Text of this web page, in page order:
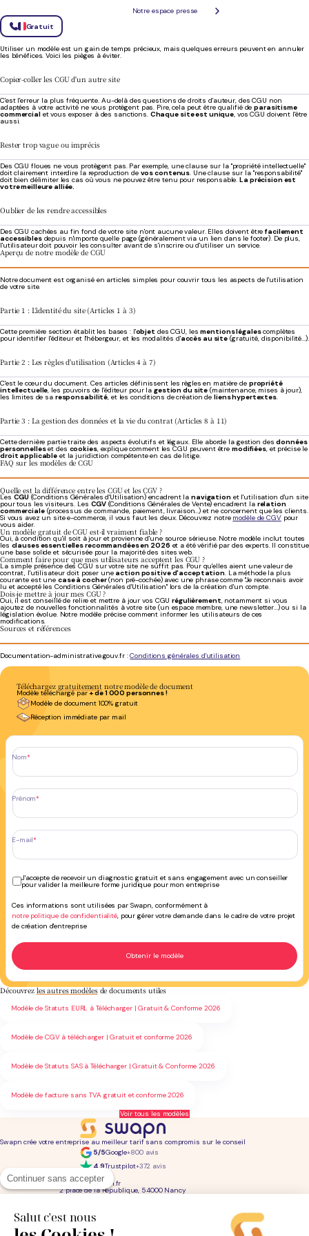
Continuer sans accepter
Salut c'est nous
Notre espace presse
Gratuit
: Pour qu'elles soient juridiquement valables, les utilisateurs doivent
accepter activement vos CGU, souvent via une case à cocher lors de l'inscription.
Quels sont les risques à éviter en rédigeant vos CGU ?
Utiliser un modèle est un gain de temps précieux, mais quelques erreurs peuvent en annuler
les bénéfices. Voici les pièges à éviter.
Copier-coller les CGU d'un autre site
C'est l'erreur la plus fréquente. Au-delà des questions de droits d'auteur, des CGU non
adaptées à votre activité ne vous protègent pas. Pire, cela peut être qualifié deparasitisme
commercialet vous exposer à des sanctions. Chaque site est unique, vos CGU doivent l'être
aussi.
Rester trop vague ou imprécis
Des CGU floues ne vous protègent pas. Par exemple, une clause sur la "propriété intellectuelle"
doit clairement interdire la reproduction de vos contenus. Une clause sur la "responsabilité"
doit bien délimiter les cas où vous ne pouvez être tenu pour responsable.La précision est
votre meilleure alliée.
Oublier de les rendre accessibles
Des CGU cachées au fin fond de votre site n'ont aucune valeur. Elles doivent êtrefacilement
accessiblesdepuis n'importe quelle page (généralement via un lien dans le footer). De plus,
l'utilisateur doit pouvoir les consulter avant de s'inscrire ou d'utiliser un service.
Aperçu de notre modèle de CGU
Notre document est organisé en articles simples pour couvrir tous les aspects de l'utilisation
de votre site.
Partie 1 : L'identité du site (Articles 1 à 3)
Cette première section établit les bases : l'objet des CGU, lesmentions légalescomplètes
pour identifier l'éditeur et l'hébergeur, et les modalités d'accès au site (gratuité, disponibilité...).
Partie 2 : Les règles d'utilisation (Articles 4 à 7)
C'est le cœur du document. Ces articles définissent les règles en matière de propriété
intellectuelle, les pouvoirs de l'éditeur pour lagestion du site (maintenance, mises à jour),
les limites de sa responsabilité, et les conditions de création de liens hypertextes.
Partie 3 : La gestion des données et la vie du contrat (Articles 8 à 11)
Cette dernière partie traite des aspects évolutifs et légaux. Elle aborde la gestion desdonnées
personnelleset des cookies, explique comment les CGU peuvent être modifiées, et précise le
droit applicable et la juridiction compétente en cas de litige.
FAQ sur les modèles de CGU
Quelle est la différence entre les CGU et les CGV ?
Les CGU (Conditions Générales d'Utilisation) encadrent lanavigationet l'utilisation d'un site
pour tous les visiteurs. Les CGV (Conditions Générales de Vente) encadrent la relation
commerciale(processus de commande, paiement, livraison...) et ne concernent que les clients.
Si vous avez un site e-commerce, il vous faut les deux. Découvrez notre modèle de CGVpour
vous aider.
Un modèle gratuit de CGU est-il vraiment fiable ?
Oui, à condition qu'il soit à jour et provienne d'une source sérieuse. Notre modèle inclut toutes
les clauses essentielles recommandées en 2026 et a été vérifié par des experts. Il constitue
une base solide et sécurisée pour la majorité des sites web.
Comment faire pour que mes utilisateurs acceptent les CGU ?
La simple présence des CGU sur votre site ne suffit pas. Pour qu'elles aient une valeur de
contrat, l'utilisateur doit poser une action positive d'acceptation. La méthode la plus
courante est une case à cocher(non pré-cochée) avec une phrase comme "Je reconnais avoir
lu et accepté les Conditions Générales d'Utilisation" lors de la création d'un compte.
Dois-je mettre à jour mes CGU ?
Oui, il est conseillé de relire et mettre à jour vos CGUrégulièrement, notamment si vous
ajoutez de nouvelles fonctionnalités à votre site (un espace membre, une newsletter...) ou si la
législation évolue. Notre modèle précise comment informer les utilisateurs de ces
modifications.
Sources et références
Documentation-administrative.gouv.fr :Conditions générales d'utilisation
Téléchargez gratuitement notre modèle de document
Modèle téléchargé par+ de 1 000 personnes !
Modèle de document 100% gratuit
Réception immédiate par mail
Nom*
Prénom*
E-mail*
J'accepte de recevoir un diagnostic gratuit et sans engagement avec un conseiller
pour valider la meilleure forme juridique pour mon entreprise
Ces informations sont utilisées par Swapn, conformément à
notre politique de confidentialité, pour gérer votre demande dans le cadre de votre projet
de création d'entreprise
Découvrezles autres modèlesde documents utiles
Modèle de Statuts EURL à Télécharger | Gratuit & Conforme 2026
Modèle de CGV à télécharger | Gratuit et conforme 2026
Modèle de Statuts SAS à Télécharger | Gratuit & Conforme 2026
Modèle de facture sans TVA gratuit et conforme 2026
Voir tous les modèles
Swapn crée votre entreprise au meilleur tarif sans compromis sur le conseil
5/5Google+800 avis
4,9Trustpilot+372 avis
01 76 31 04 86
bonjour@swapn.fr
2 place de la République, 54000 Nancy
La news' des entrepreneurs